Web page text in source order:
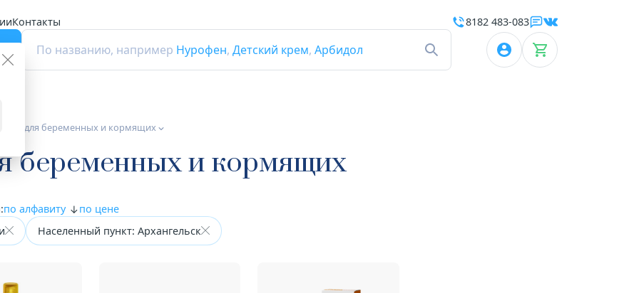
Контакты
По названию, например Нурофен, Детский крем, Арбидол
8182 483-083
ухода для беременных и кормящих
беременных и кормящих
по алфавиту
по цене
Населенный пункт: Архангельск